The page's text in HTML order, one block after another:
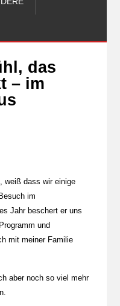
das
– im
weiß dass wir einige
im
Jahr beschert er uns
und
mit meiner Familie
aber noch so viel mehr